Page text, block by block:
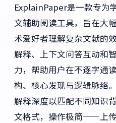
ExplainPaper是一款专为
文辅助阅读工具，旨在大
术爱好者理解复杂文献的
解释、上下文问答互动和
力，帮助用户在不逐字通
构、核心发现与逻辑脉络
解释深度以匹配不同知识
文格式，操作极简——上